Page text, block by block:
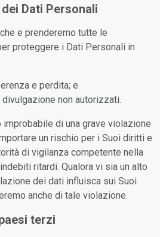
Dati Personali
e prenderemo tutte le
proteggere i Dati Personali in
e perdita; e
non autorizzati.
di una grave violazione
un rischio per i Suoi diritti e
di vigilanza competente nella
ritardi. Qualora vi sia un alto
dei dati influisca sui Suoi
anche di tale violazione.
terzi